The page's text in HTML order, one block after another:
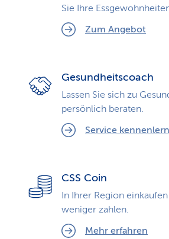
Sie Ihre
Zum Angebot
Gesundheitscoach
Lassen Sie sich zu
persönlich beraten.
Service
CSS Coin
In Ihrer Region
weniger zahlen.
Mehr erfahren